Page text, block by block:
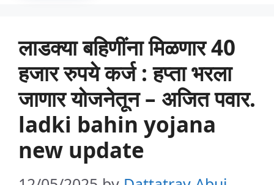
लाडक्या बहिणींना मिळणार 40
हजार रुपये कर्ज : हप्ता भरला
जाणार योजनेतून – अजित पवार.
ladki bahin yojana
new update